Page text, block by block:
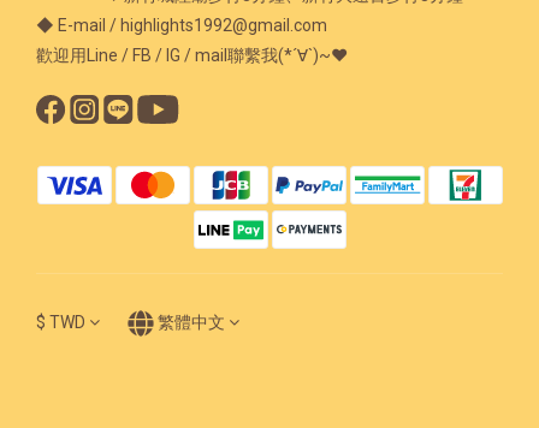
◆ E-mail / highlights1992@gmail.com
歡迎用Line / FB / IG / mail聯繫我(*´∀`)~♥
$ TWD 繁體中文